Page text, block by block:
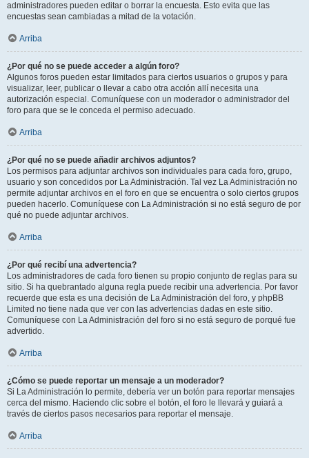
administradores pueden editar o borrar la encuesta. Esto evita que las
encuestas sean cambiadas a mitad de la votación.
Arriba
¿Por qué no se puede acceder a algún foro?
Algunos foros pueden estar limitados para ciertos usuarios o grupos y para
visualizar, leer, publicar o llevar a cabo otra acción allí necesita una
autorización especial. Comuníquese con un moderador o administrador del
foro para que se le conceda el permiso adecuado.
Arriba
¿Por qué no se puede añadir archivos adjuntos?
Los permisos para adjuntar archivos son individuales para cada foro, grupo,
usuario y son concedidos por La Administración. Tal vez La Administración no
permite adjuntar archivos en el foro en que se encuentra o solo ciertos grupos
pueden hacerlo. Comuníquese con La Administración si no está seguro de por
qué no puede adjuntar archivos.
Arriba
¿Por qué recibí una advertencia?
Los administradores de cada foro tienen su propio conjunto de reglas para su
sitio. Si ha quebrantado alguna regla puede recibir una advertencia. Por favor
recuerde que esta es una decisión de La Administración del foro, y phpBB
Limited no tiene nada que ver con las advertencias dadas en este sitio.
Comuníquese con La Administración del foro si no está seguro de porqué fue
advertido.
Arriba
¿Cómo se puede reportar un mensaje a un moderador?
Si La Administración lo permite, debería ver un botón para reportar mensajes
cerca del mismo. Haciendo clic sobre el botón, el foro le llevará y guiará a
través de ciertos pasos necesarios para reportar el mensaje.
Arriba